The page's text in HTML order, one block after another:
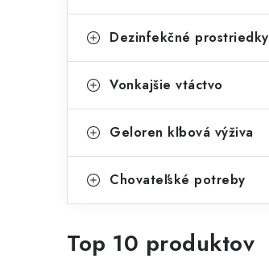
Dezinfekčné prostriedky
Vonkajšie vtáctvo
Geloren kľbová výživa
Chovateľské potreby
Top 10 produktov